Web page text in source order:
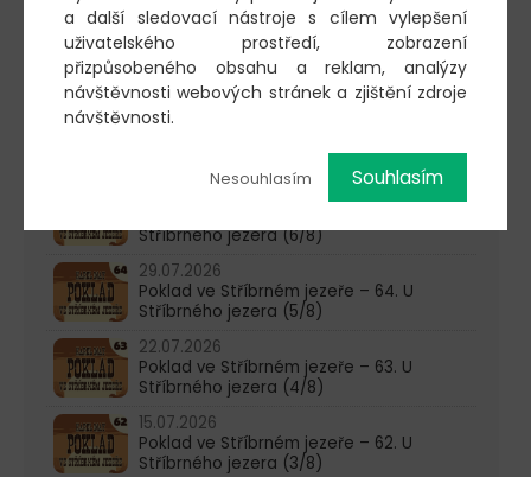
603 805 271
pondělí-čtvrtek: 10:00-16:00
Stříbrného jezera (6/8)
29.07.2026
Poklad ve Stříbrném jezeře – 64. U
Stříbrného jezera (5/8)
22.07.2026
Poklad ve Stříbrném jezeře – 63. U
Stříbrného jezera (4/8)
15.07.2026
Poklad ve Stříbrném jezeře – 62. U
Stříbrného jezera (3/8)
a další sledovací nástroje s cílem vylepšení
uživatelského prostředí, zobrazení
přizpůsobeného obsahu a reklam, analýzy
návštěvnosti webových stránek a zjištění zdroje
návštěvnosti.
Nesouhlasím Souhlasím